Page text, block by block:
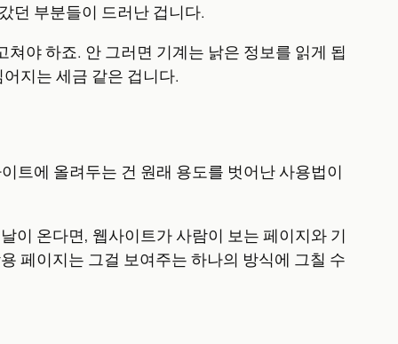
던 부분들이 드러난 겁니다.
야 하죠. 안 그러면 기계는 낡은 정보를 읽게 됩
지는 세금 같은 겁니다.
트에 올려두는 건 원래 용도를 벗어난 사용법이
이 온다면, 웹사이트가 사람이 보는 페이지와 기
페이지는 그걸 보여주는 하나의 방식에 그칠 수